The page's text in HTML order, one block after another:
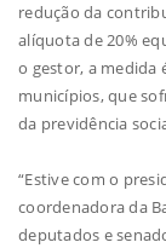
redução da
alíquota de 20%
o gestor, a medida
municípios, que
da previdência
“Estive com o
coordenadora da
deputados e